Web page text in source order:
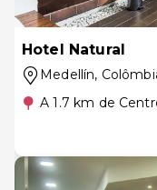
Hotel Natural
Medellín,
A 1.7 km de